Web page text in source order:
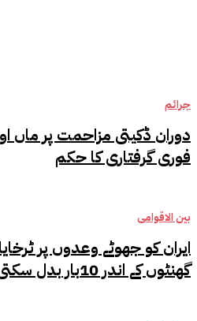
جرائم
دوران ڈکیتی مزاحمت پر ماں
فوری گرفتاری کا حکم
بین الاقوامی
گھنٹوں کے اندر 10بار بدل سکتی ہے: روس